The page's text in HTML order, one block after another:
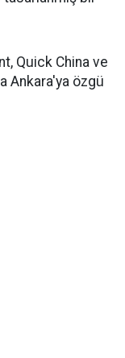
Quick China ve
Ankara'ya özgü